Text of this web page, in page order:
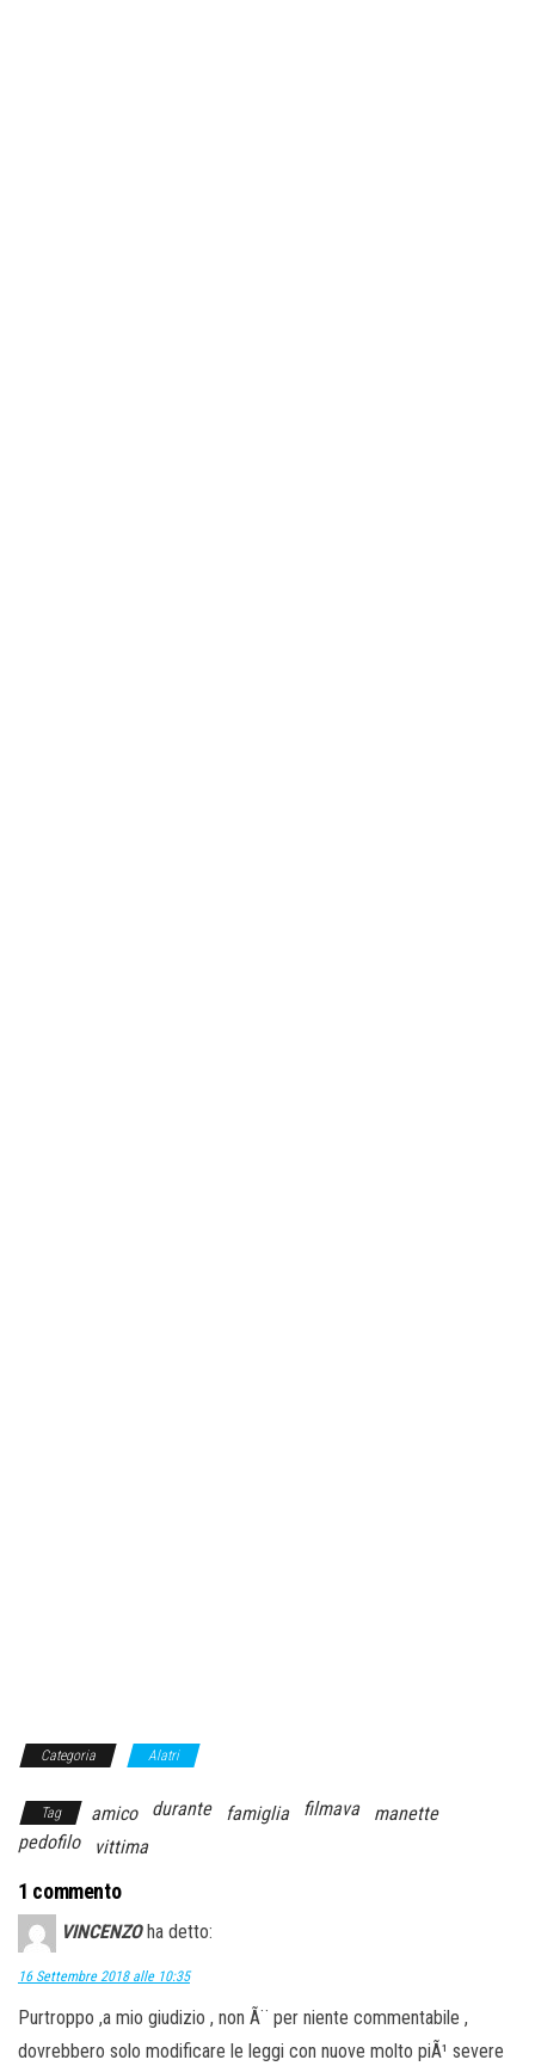
Categoria Alatri
Tag amico durante famiglia filmava
manette
pedofilo
vittima
1 commento
VINCENZO ha detto:
16 Settembre 2018 alle 10:35
Purtroppo ,a mio giudizio , non Ã¨ per niente commentabile ,
dovrebbero solo modificare le leggi con nuove molto piÃ¹ severe